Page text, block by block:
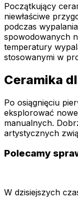
Początkujący
niewłaściwe
podczas
spowodowanych
temperatury
stosowanymi w
Ceramika
Po osiągnięciu
eksplorować
manualnych.
artystycznych
Polecamy
W dzisiejszych